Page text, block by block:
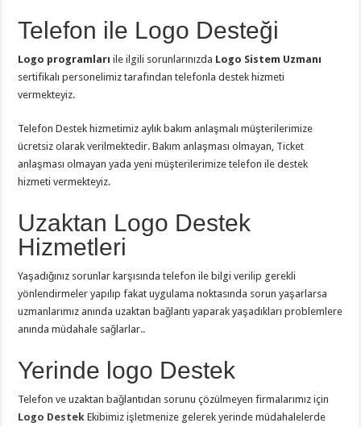
Telefon ile Logo Desteği
Logo programları ile ilgili sorunlarınızda Logo Sistem Uzmanı
sertifikalı personelimiz tarafından telefonla destek hizmeti
vermekteyiz.
Telefon Destek hizmetimiz aylık bakım anlaşmalı müşterilerimize
ücretsiz olarak verilmektedir. Bakım anlaşması olmayan, Ticket
anlaşması olmayan yada yeni müşterilerimize telefon ile destek
hizmeti vermekteyiz.
Uzaktan Logo Destek
Hizmetleri
Yaşadığınız sorunlar karşısında telefon ile bilgi verilip gerekli
yönlendirmeler yapılıp fakat uygulama noktasında sorun yaşarlarsa
uzmanlarımız anında uzaktan bağlantı yaparak yaşadıkları problemlere
anında müdahale sağlarlar..
Yerinde logo Destek
Telefon ve uzaktan bağlantıdan sorunu çözülmeyen firmalarımız için
Logo Destek Ekibimiz işletmenize gelerek yerinde müdahalelerde